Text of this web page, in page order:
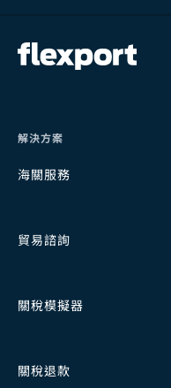
解決方案
海關服務
貿易諮詢
關稅模擬器
關稅退款